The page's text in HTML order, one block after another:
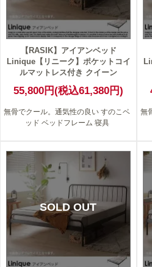
【RASIK】アイアンベッド
Linique【リニーク】ポケットコイ
ルマットレス付き クイーン
55,800円(税込61,380円)
無骨でクール。通気性の良い すのこベ
ッド ベッドフレーム 寝具
無
SOLD OUT